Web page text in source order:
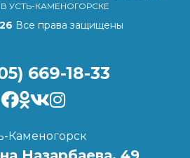
УСТЬ-КАМЕНОГОРСКЕ
Все права защищены
669-18-33
Каменогорск